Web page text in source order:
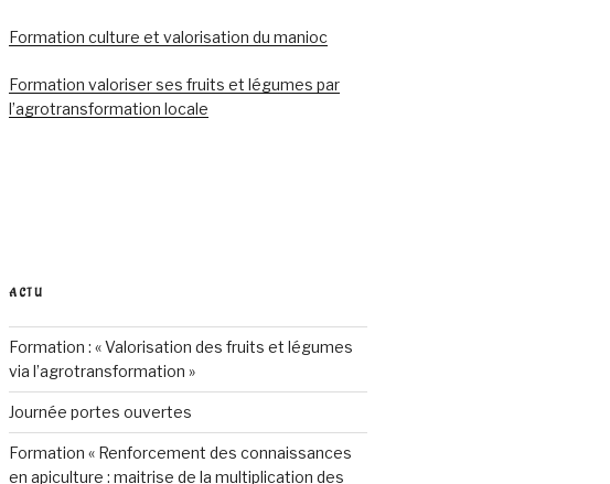
Formation culture et valorisation du manioc
Formation valoriser ses fruits et légumes par
l’agrotransformation locale
ACTU
Formation : « Valorisation des fruits et légumes
via l’agrotransformation »
Journée portes ouvertes
Formation « Renforcement des connaissances
en apiculture : maitrise de la multiplication des